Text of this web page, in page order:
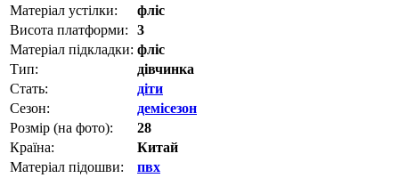
Матеріал устілки:
фліс
Висота платформи:
3
Матеріал підкладки: фліс
Тип:
дівчинка
Стать:
діти
Сезон:
демісезон
Розмір (на фото):
28
Країна:
Китай
Матеріал підошви:
пвх